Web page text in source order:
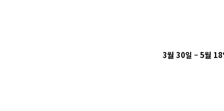
3월 30일 – 5월 18